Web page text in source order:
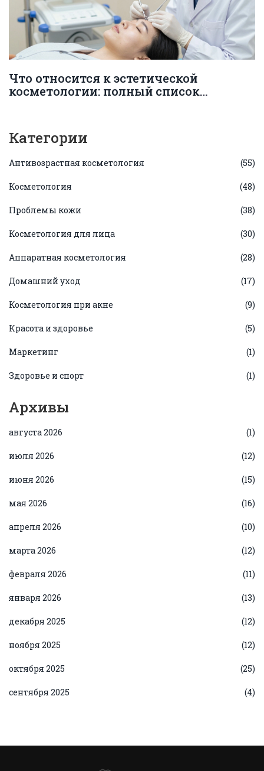
Что относится к эстетической
косметологии: полный список
Категории
Антивозрастная косметология (55)
Косметология (48)
Проблемы кожи (38)
Косметология для лица (30)
Аппаратная косметология (28)
Домашний уход (17)
Косметология при акне (9)
Красота и здоровье (5)
Маркетинг (1)
Здоровье и спорт (1)
Архивы
августа 2026 (1)
июля 2026 (12)
июня 2026 (15)
мая 2026 (16)
апреля 2026 (10)
марта 2026 (12)
февраля 2026 (11)
января 2026 (13)
декабря 2025 (12)
ноября 2025 (12)
октября 2025 (25)
сентября 2025 (4)